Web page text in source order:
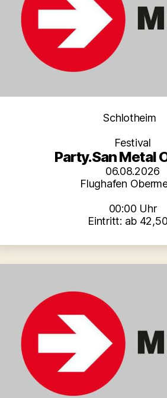
Schlotheim
Festival
Party.San Metal
06.08.2026
Flughafen
00:00 Uhr
Eintritt: ab